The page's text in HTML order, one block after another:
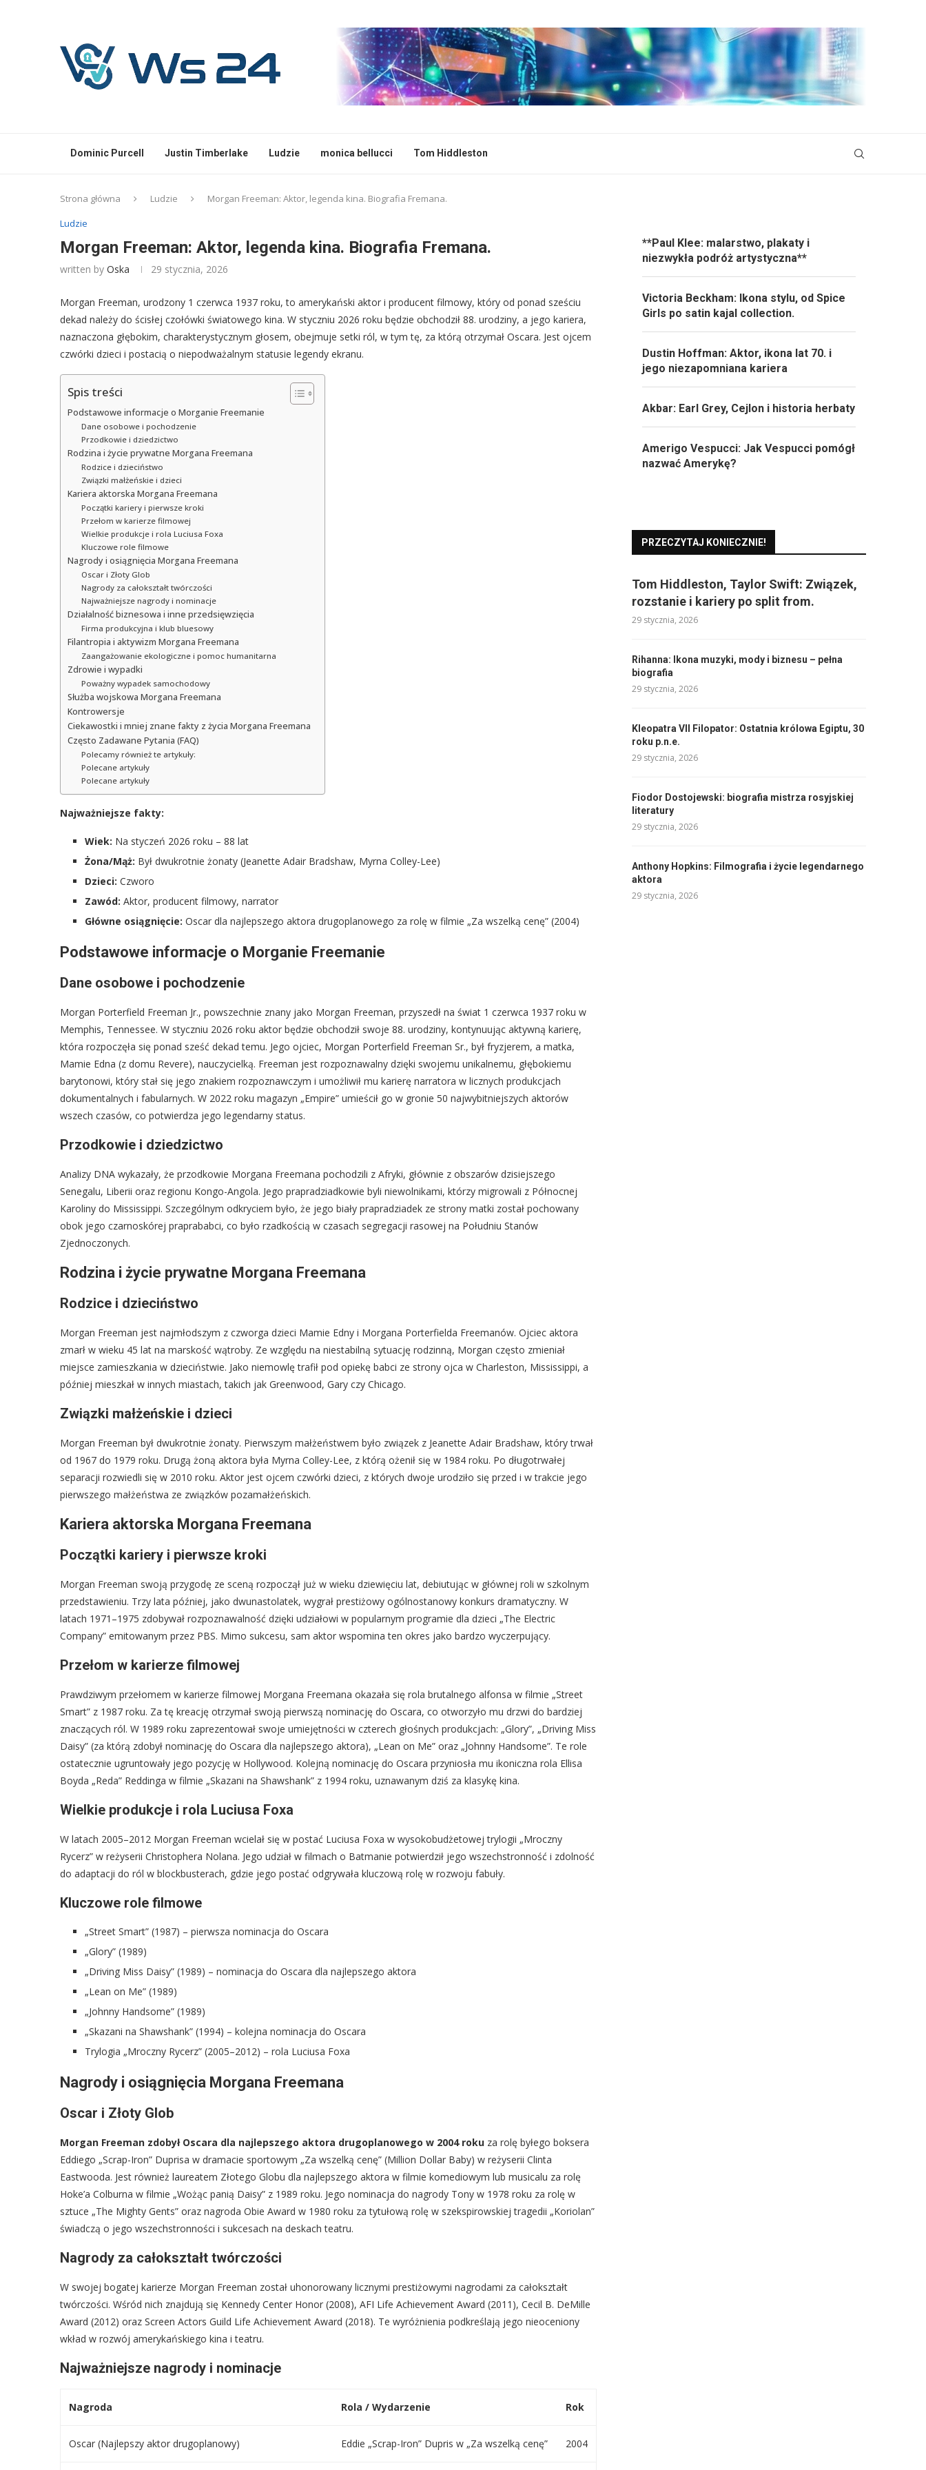
Dominic Purcell Justin Timberlake Ludzie monica bellucci Tom Hiddleston
Strona główna Ludzie
Morgan Freeman: Aktor, legenda kina. Biografia Fremana.
Ludzie
Morgan Freeman: Aktor, legenda kina. Biografia Fremana.
written by Oska 29 stycznia, 2026
Morgan Freeman, urodzony 1 czerwca 1937 roku, to amerykański aktor i producent filmowy, który od ponad sześciu
dekad należy do ścisłej czołówki światowego kina. W styczniu 2026 roku będzie obchodził 88. urodziny, a jego kariera,
naznaczona głębokim, charakterystycznym głosem, obejmuje setki ról, w tym tę, za którą otrzymał Oscara. Jest ojcem
czwórki dzieci i postacią o niepodważalnym statusie legendy ekranu.
Spis treści
Podstawowe informacje o Morganie Freemanie
Dane osobowe i pochodzenie
Przodkowie i dziedzictwo
Rodzina i życie prywatne Morgana Freemana
Rodzice i dzieciństwo
Związki małżeńskie i dzieci
Kariera aktorska Morgana Freemana
Początki kariery i pierwsze kroki
Przełom w karierze filmowej
Wielkie produkcje i rola Luciusa Foxa
Kluczowe role filmowe
Nagrody i osiągnięcia Morgana Freemana
Oscar i Złoty Glob
Nagrody za całokształt twórczości
Najważniejsze nagrody i nominacje
Działalność biznesowa i inne przedsięwzięcia
Firma produkcyjna i klub bluesowy
Filantropia i aktywizm Morgana Freemana
Zaangażowanie ekologiczne i pomoc humanitarna
Zdrowie i wypadki
Poważny wypadek samochodowy
Służba wojskowa Morgana Freemana
Kontrowersje
Ciekawostki i mniej znane fakty z życia Morgana Freemana
Często Zadawane Pytania (FAQ)
Polecamy również te artykuły:
Polecane artykuły
Polecane artykuły
Najważniejsze fakty:
Wiek: Na styczeń 2026 roku – 88 lat
Żona/Mąż: Był dwukrotnie żonaty (Jeanette Adair Bradshaw, Myrna Colley-Lee)
Dzieci: Czworo
Zawód: Aktor, producent filmowy, narrator
Główne osiągnięcie: Oscar dla najlepszego aktora drugoplanowego za rolę w filmie „Za wszelką cenę” (2004)
Podstawowe informacje o Morganie Freemanie
Dane osobowe i pochodzenie
Morgan Porterfield Freeman Jr., powszechnie znany jako Morgan Freeman, przyszedł na świat 1 czerwca 1937 roku w
Memphis, Tennessee. W styczniu 2026 roku aktor będzie obchodził swoje 88. urodziny, kontynuując aktywną karierę,
która rozpoczęła się ponad sześć dekad temu. Jego ojciec, Morgan Porterfield Freeman Sr., był fryzjerem, a matka,
Mamie Edna (z domu Revere), nauczycielką. Freeman jest rozpoznawalny dzięki swojemu unikalnemu, głębokiemu
barytonowi, który stał się jego znakiem rozpoznawczym i umożliwił mu karierę narratora w licznych produkcjach
dokumentalnych i fabularnych. W 2022 roku magazyn „Empire” umieścił go w gronie 50 najwybitniejszych aktorów
wszech czasów, co potwierdza jego legendarny status.
Przodkowie i dziedzictwo
Analizy DNA wykazały, że przodkowie Morgana Freemana pochodzili z Afryki, głównie z obszarów dzisiejszego
Senegalu, Liberii oraz regionu Kongo-Angola. Jego prapradziadkowie byli niewolnikami, którzy migrowali z Północnej
Karoliny do Mississippi. Szczególnym odkryciem było, że jego biały prapradziadek ze strony matki został pochowany
obok jego czarnoskórej praprababci, co było rzadkością w czasach segregacji rasowej na Południu Stanów
Zjednoczonych.
Rodzina i życie prywatne Morgana Freemana
Rodzice i dzieciństwo
Morgan Freeman jest najmłodszym z czworga dzieci Mamie Edny i Morgana Porterfielda Freemanów. Ojciec aktora
zmarł w wieku 45 lat na marskość wątroby. Ze względu na niestabilną sytuację rodzinną, Morgan często zmieniał
miejsce zamieszkania w dzieciństwie. Jako niemowlę trafił pod opiekę babci ze strony ojca w Charleston, Mississippi, a
później mieszkał w innych miastach, takich jak Greenwood, Gary czy Chicago.
Związki małżeńskie i dzieci
Morgan Freeman był dwukrotnie żonaty. Pierwszym małżeństwem było związek z Jeanette Adair Bradshaw, który trwał
od 1967 do 1979 roku. Drugą żoną aktora była Myrna Colley-Lee, z którą ożenił się w 1984 roku. Po długotrwałej
separacji rozwiedli się w 2010 roku. Aktor jest ojcem czwórki dzieci, z których dwoje urodziło się przed i w trakcie jego
pierwszego małżeństwa ze związków pozamałżeńskich.
Kariera aktorska Morgana Freemana
Początki kariery i pierwsze kroki
Morgan Freeman swoją przygodę ze sceną rozpoczął już w wieku dziewięciu lat, debiutując w głównej roli w szkolnym
przedstawieniu. Trzy lata później, jako dwunastolatek, wygrał prestiżowy ogólnostanowy konkurs dramatyczny. W
latach 1971–1975 zdobywał rozpoznawalność dzięki udziałowi w popularnym programie dla dzieci „The Electric
Company” emitowanym przez PBS. Mimo sukcesu, sam aktor wspomina ten okres jako bardzo wyczerpujący.
Przełom w karierze filmowej
Prawdziwym przełomem w karierze filmowej Morgana Freemana okazała się rola brutalnego alfonsa w filmie „Street
Smart” z 1987 roku. Za tę kreację otrzymał swoją pierwszą nominację do Oscara, co otworzyło mu drzwi do bardziej
znaczących ról. W 1989 roku zaprezentował swoje umiejętności w czterech głośnych produkcjach: „Glory”, „Driving Miss
Daisy” (za którą zdobył nominację do Oscara dla najlepszego aktora), „Lean on Me” oraz „Johnny Handsome”. Te role
ostatecznie ugruntowały jego pozycję w Hollywood. Kolejną nominację do Oscara przyniosła mu ikoniczna rola Ellisa
Boyda „Reda” Reddinga w filmie „Skazani na Shawshank” z 1994 roku, uznawanym dziś za klasykę kina.
Wielkie produkcje i rola Luciusa Foxa
W latach 2005–2012 Morgan Freeman wcielał się w postać Luciusa Foxa w wysokobudżetowej trylogii „Mroczny
Rycerz” w reżyserii Christophera Nolana. Jego udział w filmach o Batmanie potwierdził jego wszechstronność i zdolność
do adaptacji do ról w blockbusterach, gdzie jego postać odgrywała kluczową rolę w rozwoju fabuły.
Kluczowe role filmowe
„Street Smart” (1987) – pierwsza nominacja do Oscara
„Glory” (1989)
„Driving Miss Daisy” (1989) – nominacja do Oscara dla najlepszego aktora
„Lean on Me” (1989)
„Johnny Handsome” (1989)
„Skazani na Shawshank” (1994) – kolejna nominacja do Oscara
Trylogia „Mroczny Rycerz” (2005–2012) – rola Luciusa Foxa
Nagrody i osiągnięcia Morgana Freemana
Oscar i Złoty Glob
Morgan Freeman zdobył Oscara dla najlepszego aktora drugoplanowego w 2004 roku za rolę byłego boksera
Eddiego „Scrap-Iron” Duprisa w dramacie sportowym „Za wszelką cenę” (Million Dollar Baby) w reżyserii Clinta
Eastwooda. Jest również laureatem Złotego Globu dla najlepszego aktora w filmie komediowym lub musicalu za rolę
Hoke’a Colburna w filmie „Wożąc panią Daisy” z 1989 roku. Jego nominacja do nagrody Tony w 1978 roku za rolę w
sztuce „The Mighty Gents” oraz nagroda Obie Award w 1980 roku za tytułową rolę w szekspirowskiej tragedii „Koriolan”
świadczą o jego wszechstronności i sukcesach na deskach teatru.
Nagrody za całokształt twórczości
W swojej bogatej karierze Morgan Freeman został uhonorowany licznymi prestiżowymi nagrodami za całokształt
twórczości. Wśród nich znajdują się Kennedy Center Honor (2008), AFI Life Achievement Award (2011), Cecil B. DeMille
Award (2012) oraz Screen Actors Guild Life Achievement Award (2018). Te wyróżnienia podkreślają jego nieoceniony
wkład w rozwój amerykańskiego kina i teatru.
Najważniejsze nagrody i nominacje
Nagroda Rola / Wydarzenie Rok
Oscar (Najlepszy aktor drugoplanowy) Eddie „Scrap-Iron” Dupris w „Za wszelką cenę” 2004
**Paul Klee: malarstwo, plakaty i
niezwykła podróż artystyczna**
Victoria Beckham: Ikona stylu, od Spice
Girls po satin kajal collection.
Dustin Hoffman: Aktor, ikona lat 70. i
jego niezapomniana kariera
Akbar: Earl Grey, Cejlon i historia herbaty
Amerigo Vespucci: Jak Vespucci pomógł
nazwać Amerykę?
PRZECZYTAJ KONIECZNIE!
Tom Hiddleston, Taylor Swift: Związek,
rozstanie i kariery po split from.
29 stycznia, 2026
Rihanna: Ikona muzyki, mody i biznesu – pełna
biografia
29 stycznia, 2026
Kleopatra VII Filopator: Ostatnia królowa Egiptu, 30
roku p.n.e.
29 stycznia, 2026
Fiodor Dostojewski: biografia mistrza rosyjskiej
literatury
29 stycznia, 2026
Anthony Hopkins: Filmografia i życie legendarnego
aktora
29 stycznia, 2026